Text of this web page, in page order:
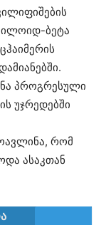
ბეტა
პროგრესული
უჯრედებში
რომ
ასაკთან